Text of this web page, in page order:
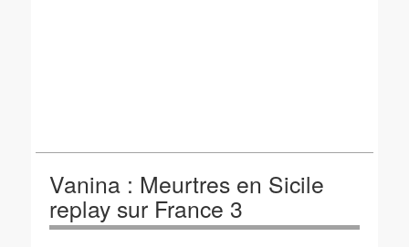
Vanina : Meurtres en Sicile
replay sur France 3